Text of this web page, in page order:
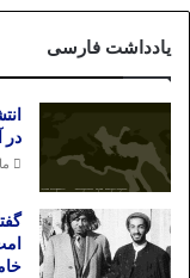
یادداشت فارسی
در